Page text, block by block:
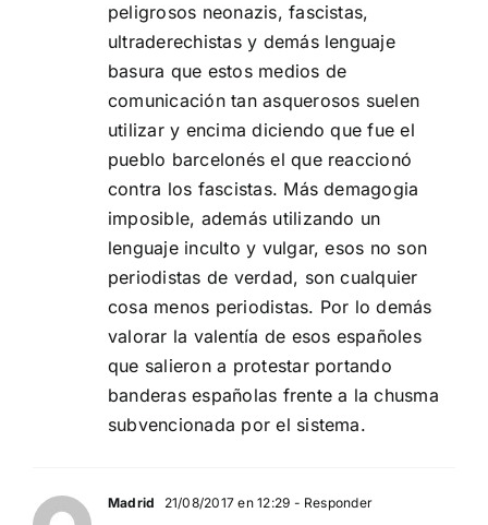
peligrosos neonazis, fascistas,
ultraderechistas y demás lenguaje
basura que estos medios de
comunicación tan asquerosos suelen
utilizar y encima diciendo que fue el
pueblo barcelonés el que reaccionó
contra los fascistas. Más demagogia
imposible, además utilizando un
lenguaje inculto y vulgar, esos no son
periodistas de verdad, son cualquier
cosa menos periodistas. Por lo demás
valorar la valentía de esos españoles
que salieron a protestar portando
banderas españolas frente a la chusma
subvencionada por el sistema.
Madrid 21/08/2017 en 12:29 - Responder